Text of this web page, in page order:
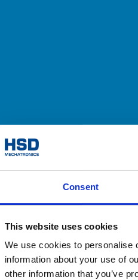
Consent
This website uses cookies
We use cookies to personalise
information about your use of
other information that you’ve
る
電動スピンドル
ATC